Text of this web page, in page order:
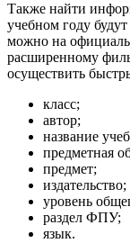
Также найти
учебном году
можно на
расширенному
осуществить
класс;
автор;
название
предметная
предмет;
издательство;
уровень
раздел ФПУ;
язык.